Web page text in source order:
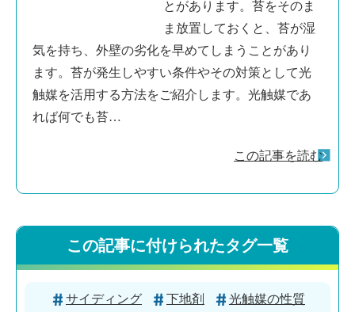
とがあります。苔をそのま
ま放置しておくと、苔が湿
気を持ち、外壁の劣化を早めてしまうことがあり
ます。苔が発生しやすい条件やその対策として光
触媒を活用する方法をご紹介します。光触媒であ
れば何でも苔…
この記事を読む
この記事に付けられたタグ一覧
サイディング 下地剤
光触媒の性質